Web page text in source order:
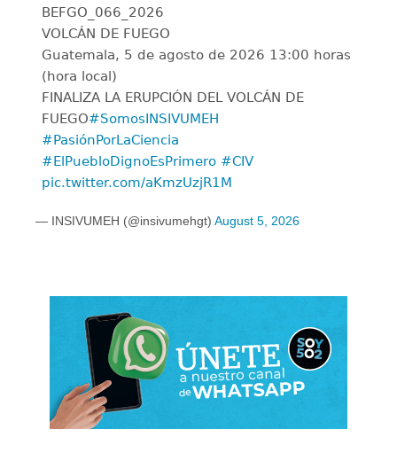
BEFGO_066_2026
VOLCÁN DE FUEGO
Guatemala, 5 de agosto de 2026 13:00 horas
(hora local)
FINALIZA LA ERUPCIÓN DEL VOLCÁN DE
FUEGO#SomosINSIVUMEH
#PasiónPorLaCiencia
#ElPuebloDignoEsPrimero #CIV
pic.twitter.com/aKmzUzjR1M
— INSIVUMEH (@insivumehgt) August 5, 2026